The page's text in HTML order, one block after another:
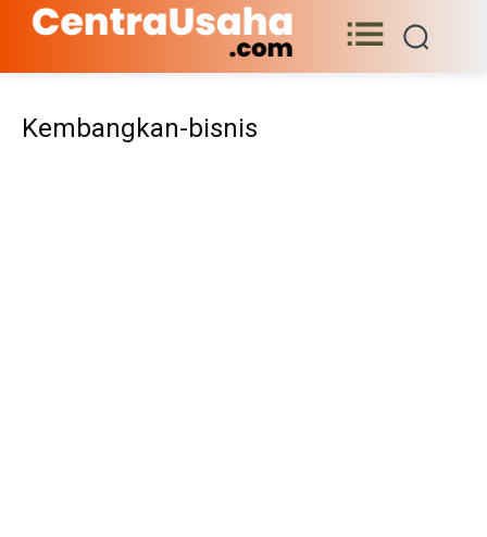
Kembangkan-bisnis